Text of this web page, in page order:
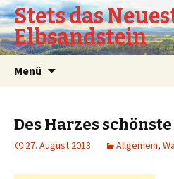
Stets das
Elbsandstein
Menü
Des Harzes
27. August 2013 Allgemein,